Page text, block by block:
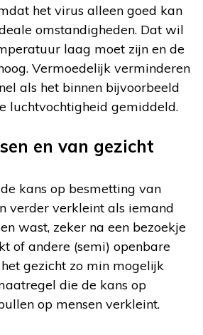
het virus alleen goed kan
omstandigheden. Dat wil
laag moet zijn en de
Vermoedelijk verminderen
als het binnen bijvoorbeeld
luchtvochtigheid gemiddeld.
en van gezicht
kans op besmetting van
verder verkleint als iemand
wast, zeker na een bezoekje
of andere (semi) openbare
gezicht zo min mogelijk
die de kans op
op mensen verkleint.